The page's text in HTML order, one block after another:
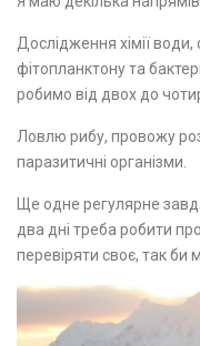
Дослідження хімії
фітопланктону та
робимо від двох до
Ловлю рибу, провожу
паразитичні організми.
Ще одне регулярне
два дні треба робити
перевіряти своє, так би